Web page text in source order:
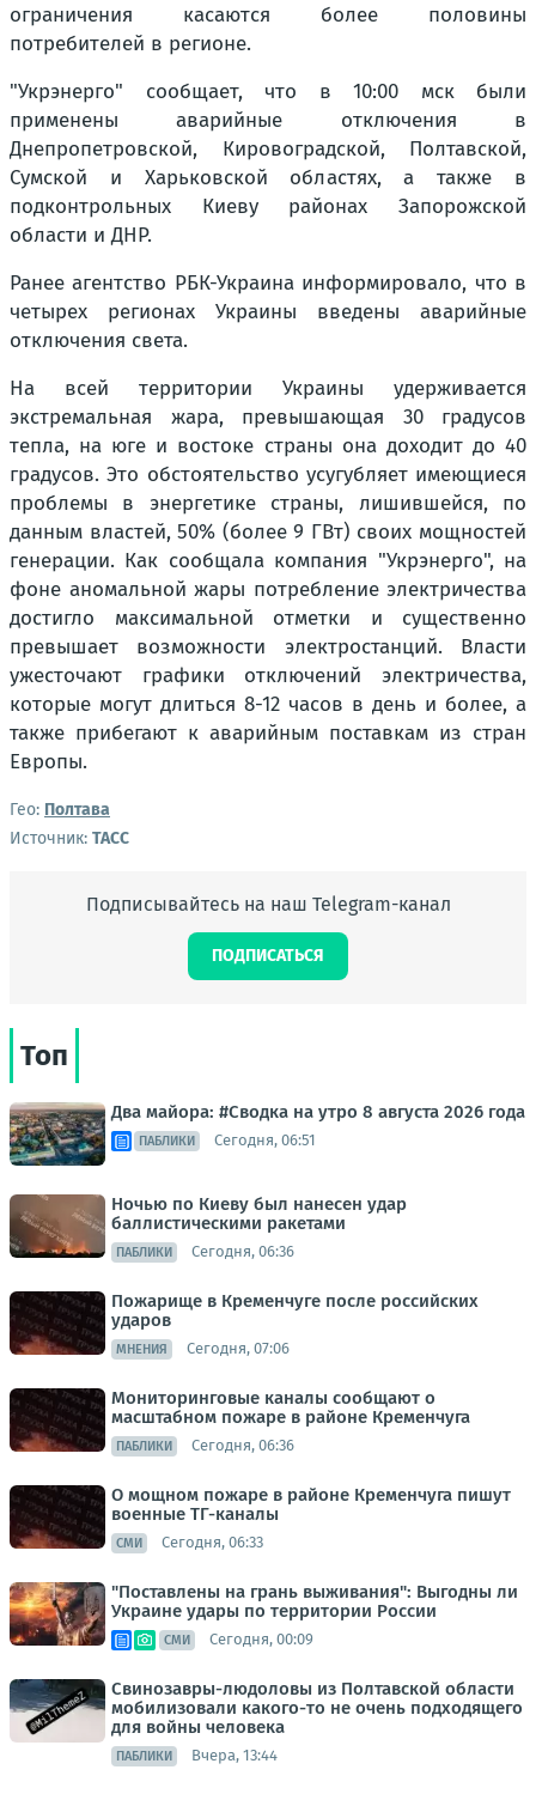
ограничения касаются более половины
потребителей в регионе.
"Укрэнерго" сообщает, что в 10:00 мск были
применены аварийные отключения в
Днепропетровской, Кировоградской, Полтавской,
Сумской и Харьковской областях, а также в
подконтрольных Киеву районах Запорожской
области и ДНР.
Ранее агентство РБК-Украина информировало, что в
четырех регионах Украины введены аварийные
отключения света.
На всей территории Украины удерживается
экстремальная жара, превышающая 30 градусов
тепла, на юге и востоке страны она доходит до 40
градусов. Это обстоятельство усугубляет имеющиеся
проблемы в энергетике страны, лишившейся, по
данным властей, 50% (более 9 ГВт) своих мощностей
генерации. Как сообщала компания "Укрэнерго", на
фоне аномальной жары потребление электричества
достигло максимальной отметки и существенно
превышает возможности электростанций. Власти
ужесточают графики отключений электричества,
которые могут длиться 8-12 часов в день и более, а
также прибегают к аварийным поставкам из стран
Европы.
Гео: Полтава
Источник: ТАСС
Подписывайтесь на наш Telegram-канал
ПОДПИСАТЬСЯ
Топ
Два майора: #Сводка на утро 8 августа 2026 года
ПАБЛИКИ Сегодня, 06:51
Ночью по Киеву был нанесен удар
баллистическими ракетами
ПАБЛИКИ Сегодня, 06:36
Пожарище в Кременчуге после российских
ударов
МНЕНИЯ Сегодня, 07:06
Мониторинговые каналы сообщают о
масштабном пожаре в районе Кременчуга
ПАБЛИКИ Сегодня, 06:36
О мощном пожаре в районе Кременчуга пишут
военные ТГ-каналы
СМИ Сегодня, 06:33
"Поставлены на грань выживания": Выгодны ли
Украине удары по территории России
СМИ Сегодня, 00:09
Свинозавры-людоловы из Полтавской области
мобилизовали какого-то не очень подходящего
для войны человека
ПАБЛИКИ Вчера, 13:44